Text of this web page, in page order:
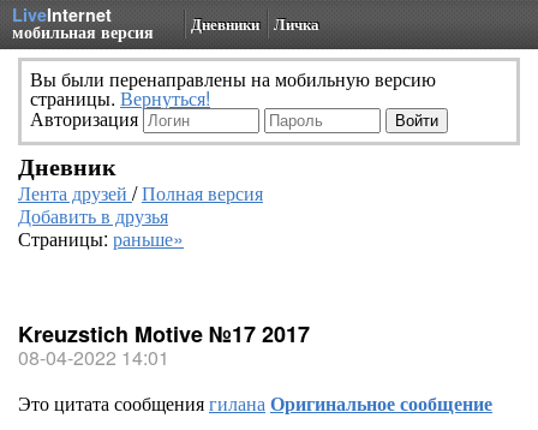
LiveInternet
мобильная версия Дневники Личка
Вы были перенаправлены на мобильную версию
страницы. Вернуться!
Авторизация
Дневник
Лента друзей /Полная версия
Добавить в друзья
Страницы: раньше»
Kreuzstich Motive №17 2017
08-04-2022 14:01
Это цитата сообщениягиланаОригинальное сообщение